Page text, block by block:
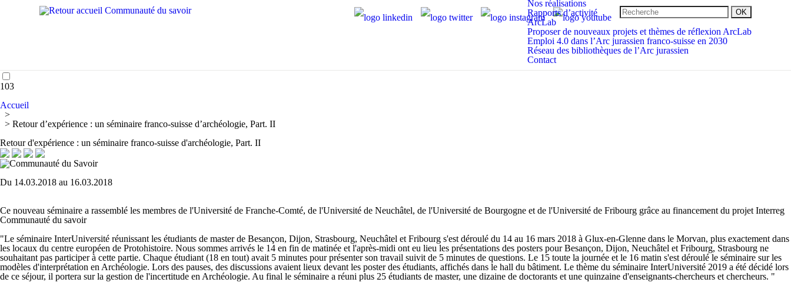
Nos réalisations
Rapports d’activité
ArcLab
Proposer de nouveaux projets et thèmes de réflexion ArcLab
Emploi 4.0 dans l’Arc jurassien franco-suisse en 2030
Réseau des bibliothèques de l’Arc jurassien
Contact
103
Accueil
>
> Retour d’expérience : un séminaire franco-suisse d’archéologie, Part. II
Retour d'expérience : un séminaire franco-suisse d'archéologie, Part. II
Du 14.03.2018 au 16.03.2018
Ce nouveau séminaire a rassemblé les membres de l'Université de Franche-Comté, de l'Université de Neuchâtel, de l'Université de Bourgogne et de l'Université de Fribourg grâce au financement du projet Interreg
Communauté du savoir
"Le séminaire InterUniversité réunissant les étudiants de master de Besançon, Dijon, Strasbourg, Neuchâtel et Fribourg s'est déroulé du 14 au 16 mars 2018 à Glux-en-Glenne dans le Morvan, plus exactement dans
les locaux du centre européen de Protohistoire. Nous sommes arrivés le 14 en fin de matinée et l'après-midi ont eu lieu les présentations des posters pour Besançon, Dijon, Neuchâtel et Fribourg, Strasbourg ne
souhaitant pas participer à cette partie. Chaque étudiant (18 en tout) avait 5 minutes pour présenter son travail suivit de 5 minutes de questions. Le 15 toute la journée et le 16 matin s'est déroulé le séminaire sur les
modèles d'interprétation en Archéologie. Lors des pauses, des discussions avaient lieux devant les poster des étudiants, affichés dans le hall du bâtiment. Le thème du séminaire InterUniversité 2019 a été décidé lors
de ce séjour, il portera sur la gestion de l'incertitude en Archéologie. Au final le séminaire a réuni plus 25 étudiants de master, une dizaine de doctorants et une quinzaine d'enseignants-chercheurs et chercheurs. "